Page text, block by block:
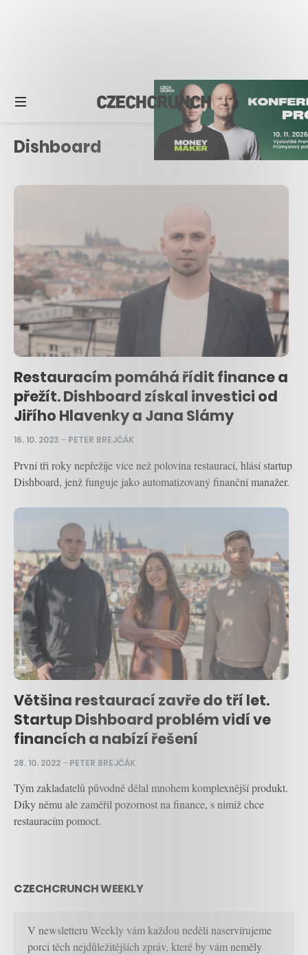
Dishboard
Restauracím pomáhá řídit finance a
přežít. Dishboard získal investici od
Jiřího Hlavenky a Jana Slámy
16. 10. 2023 – PETER BREJČÁK
První tři roky nepřežije více než polovina restaurací, hlásí startup
Dishboard, jenž funguje jako automatizovaný finanční manažer.
Většina restaurací zavře do tří let.
Startup Dishboard problém vidí ve
financích a nabízí řešení
28. 10. 2022– PETER BREJČÁK
Tým zakladatelů původně dělal mnohem komplexnější produkt.
Díky němu ale zaměřil pozornost na finance, s nimiž chce
restauracím pomoct.
CZECHCRUNCH WEEKLY
V newsletteru Weekly vám každou neděli naservírujeme
porci těch nejdůležitějších zpráv, které by vám neměly